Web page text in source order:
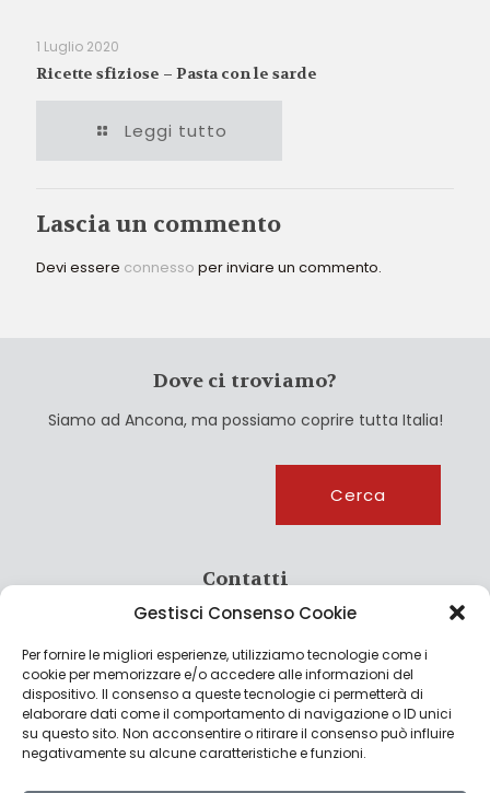
Gestisci Consenso Cookie
Per fornire le migliori esperienze, utilizziamo tecnologie come i
cookie per memorizzare e/o accedere alle informazioni del
dispositivo. Il consenso a queste tecnologie ci permetterà di
elaborare dati come il comportamento di navigazione o ID unici
su questo sito. Non acconsentire o ritirare il consenso può influire
negativamente su alcune caratteristiche e funzioni.
1 Luglio 2020
Ricette sfiziose – Pasta con le sarde
Leggi tutto
Lascia un commento
Devi essere connesso per inviare un commento.
Dove ci troviamo?
Siamo ad Ancona, ma possiamo coprire tutta Italia!
Cerca
Contatti
info@culturagroalimentare.com
Note legali
Privacy Policy